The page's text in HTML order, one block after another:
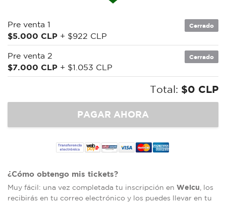
Pre venta 1
$5.000 CLP + $922 CLP
Cerrado
Pre venta 2
$7.000 CLP + $1.053 CLP
Cerrado
Total: $0 CLP
¿Cómo obtengo mis tickets?
Muy fácil: una vez completada tu inscripción en Welcu , los
recibirás en tu correo electrónico y los puedes llevar en tu